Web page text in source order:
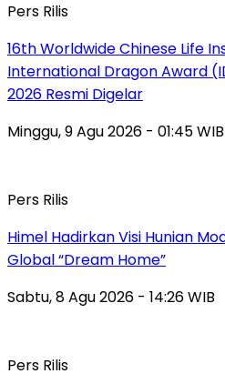
Pers Rilis
16th Worldwide Chinese Life
International Dragon Award
2026 Resmi Digelar
Minggu, 9 Agu 2026 - 01:45 WIB
Pers Rilis
Himel Hadirkan Visi Hunian
Global “Dream Home”
Sabtu, 8 Agu 2026 - 14:26 WIB
Pers Rilis